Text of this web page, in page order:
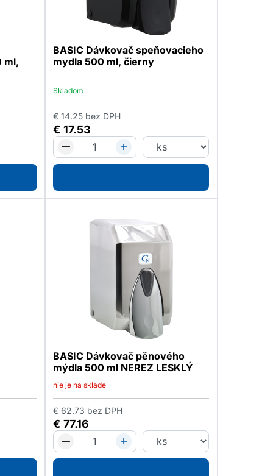
ml,
BASIC Dávkovač speňovacieho
mydla 500 ml, čierny
Skladom
€ 17.53
€ 14.25 bez DPH
BASIC Dávkovač pěnového
mýdla 500 ml NEREZ LESKLÝ
nie je na sklade
€ 77.16
€ 62.73 bez DPH